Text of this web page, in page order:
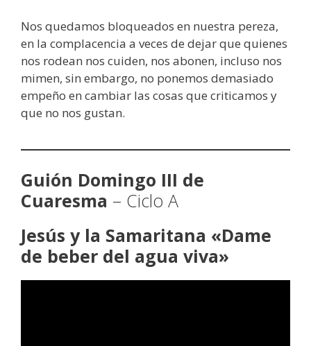
Nos quedamos bloqueados en nuestra pereza,
en la complacencia a veces de dejar que quienes
nos rodean nos cuiden, nos abonen, incluso nos
mimen, sin embargo, no ponemos demasiado
empeño en cambiar las cosas que criticamos y
que no nos gustan.
Guión Domingo III de
Cuaresma – Ciclo A
Jesús y la Samaritana «Dame
de beber del agua viva»